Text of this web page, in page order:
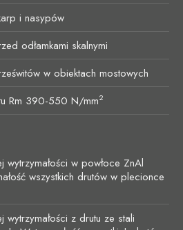
i nasypów
odłamkami skalnymi
w obiektach mostowych
Rm 390-550 N/mm2
w powłoce ZnAl
wszystkich drutów w plecionce
z drutu ze stali